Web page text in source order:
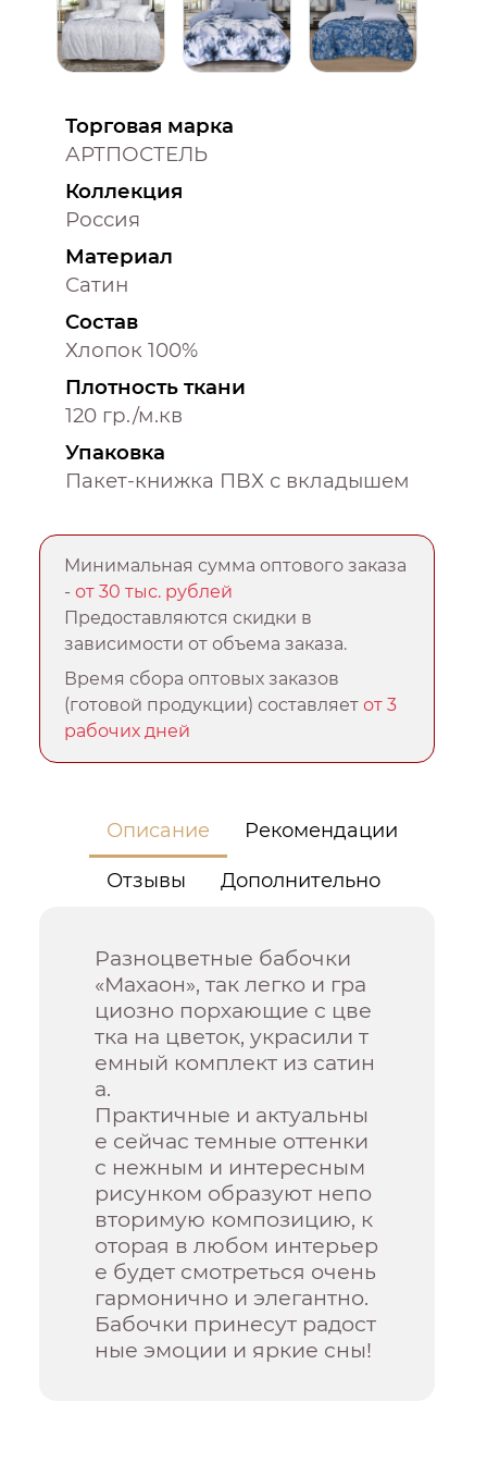
Торговая марка
АРТПОСТЕЛЬ
Коллекция
Россия
Материал
Сатин
Состав
Хлопок 100%
Плотность ткани
120 гр./м.кв
Упаковка
Пакет-книжка ПВХ с вкладышем
Минимальная сумма оптового заказа
-от 30 тыс. рублей
Предоставляются скидки в
зависимости от объема заказа.
Время сбора оптовых заказов
(готовой продукции) составляетот 3
рабочих дней
Описание Рекомендации
Отзывы Дополнительно
Разноцветные бабочки
«Махаон», так легко и гра
циозно порхающие с цве
тка на цветок, украсили т
емный комплект из сатин
а.
Практичные и актуальны
е сейчас темные оттенки
с нежным и интересным
рисунком образуют непо
вторимую композицию, к
оторая в любом интерьер
е будет смотреться очень
гармонично и элегантно.
Бабочки принесут радост
ные эмоции и яркие сны!